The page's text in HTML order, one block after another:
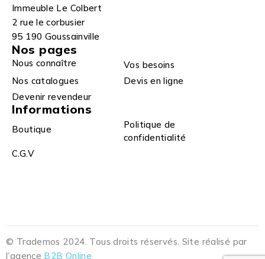
Immeuble Le Colbert
2 rue le corbusier
95 190 Goussainville
Nos pages
Nous connaître
Vos besoins
Nos catalogues
Devis en ligne
Devenir revendeur
Informations
Boutique
Politique de
confidentialité
C.G.V
© Trademos 2024. Tous droits réservés. Site réalisé par
l’agence B2B Online